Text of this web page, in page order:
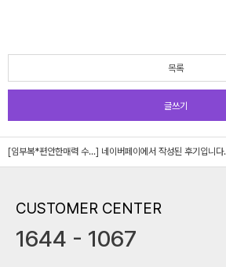
목록
글쓰기
[임부복*편안한매력 수...] 네이버페이에서 작성된 후기입니다.
CUSTOMER CENTER
1644 - 1067